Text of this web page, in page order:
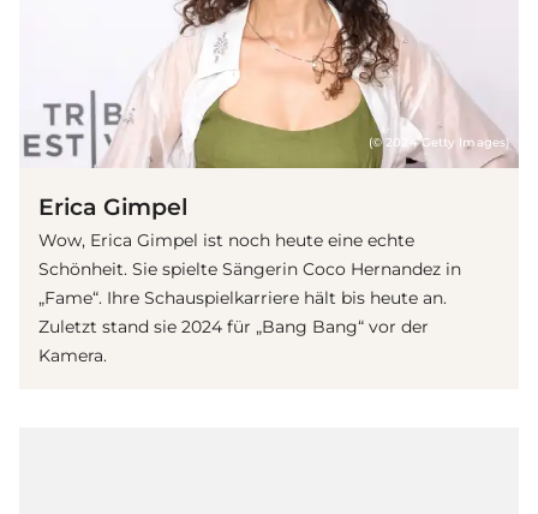
(© 2024 Getty Images)
Erica Gimpel
Wow, Erica Gimpel ist noch heute eine echte
Schönheit. Sie spielte Sängerin Coco Hernandez in
„Fame“. Ihre Schauspielkarriere hält bis heute an.
Zuletzt stand sie 2024 für „Bang Bang“ vor der
Kamera.